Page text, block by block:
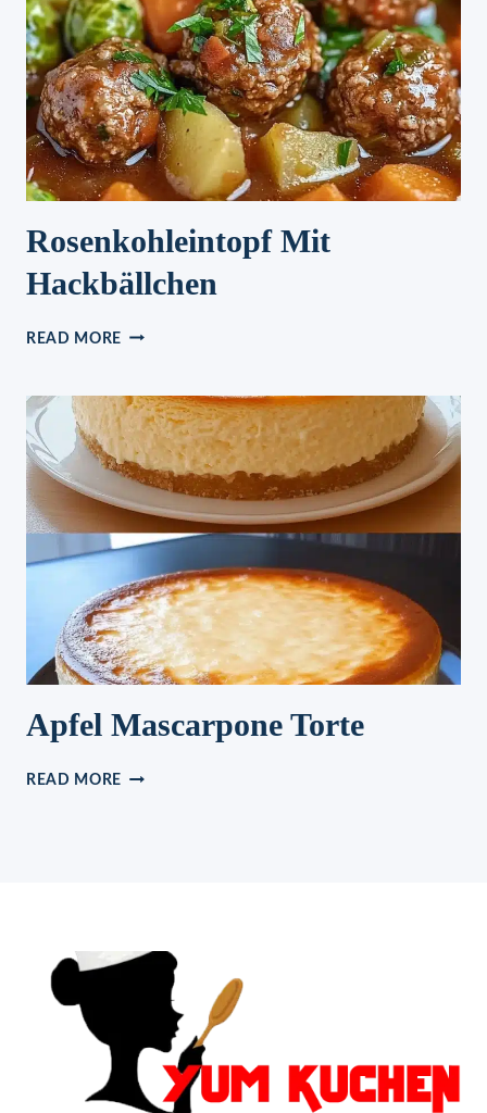
Rosenkohleintopf Mit
Hackbällchen
READ MORE ROSENKOHLEINTOPF
Apfel Mascarpone Torte
READ MORE APFEL